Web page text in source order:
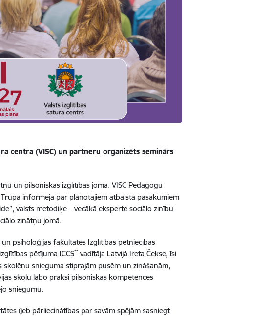
centra (VISC) un partneru organizēts seminārs
un pilsoniskās izglītības jomā. VISC Pedagogu
informēja par plānotajiem atbalsta pasākumiem
valsts metodiķe – vecākā eksperte sociālo zinību
zinātņu jomā.
psiholoģijas fakultātes Izglītības pētniecības
pētījuma ICCS** vadītāja Latvijā Ireta Čekse, īsi
snieguma stiprajām pusēm un zināšanām,
skolu labo praksi pilsoniskās kompetences
sniegumu.
(jeb pārliecinātības par savām spējām sasniegt